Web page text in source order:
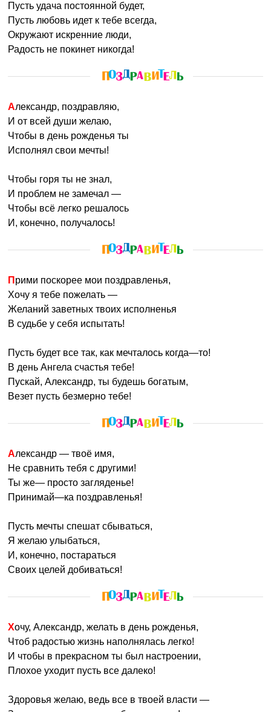
Пусть удача постоянной будет,
Пусть любовь идет к тебе всегда,
Окружают искренние люди,
Радость не покинет никогда!
Александр, поздравляю,
И от всей души желаю,
Чтобы в день рожденья ты
Исполнял свои мечты!
Чтобы горя ты не знал,
И проблем не замечал —
Чтобы всё легко решалось
И, конечно, получалось!
Прими поскорее мои поздравленья,
Хочу я тебе пожелать —
Желаний заветных твоих исполненья
В судьбе у себя испытать!
Пусть будет все так, как мечталось когда—то!
В день Ангела счастья тебе!
Пускай, Александр, ты будешь богатым,
Везет пусть безмерно тебе!
Александр — твоё имя,
Не сравнить тебя с другими!
Ты же— просто загляденье!
Принимай—ка поздравленья!
Пусть мечты спешат сбываться,
Я желаю улыбаться,
И, конечно, постараться
Своих целей добиваться!
Хочу, Александр, желать в день рожденья,
Чтоб радостью жизнь наполнялась легко!
И чтобы в прекрасном ты был настроении,
Плохое уходит пусть все далеко!
Здоровья желаю, ведь все в твоей власти —